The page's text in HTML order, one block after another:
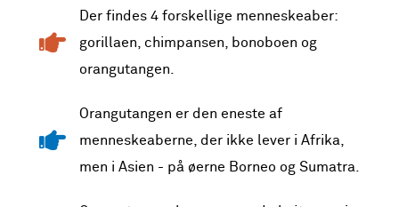
Der findes 4 forskellige menneskeaber:
gorillaen, chimpansen, bonoboen og
orangutangen.
Orangutangen er den eneste af
menneskeaberne, der ikke lever i Afrika,
men i Asien - på øerne Borneo og Sumatra.